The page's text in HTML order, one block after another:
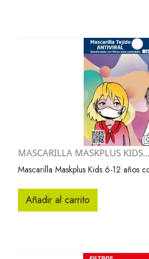
MASCARILLA MASKPLUS KIDS...
Mascarilla Maskplus Kids 6-12 años
Añadir al carrito